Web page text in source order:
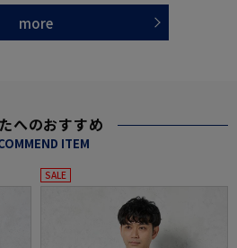
more
へのおすすめ
ITEM
SALE